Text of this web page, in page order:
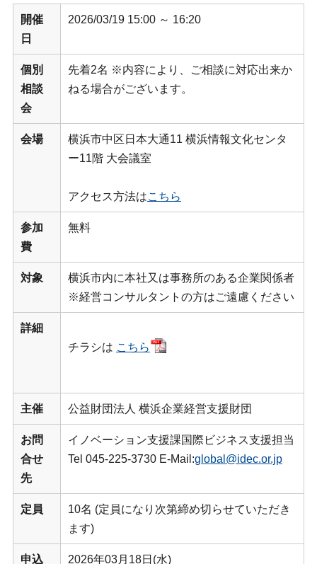
開催
日
2026/03/19 15:00 ～ 16:20
個別
相談
会
先着2名 ※内容により、ご相談に対応出来か
ねる場合がございます。
会場
横浜市中区日本大通11 横浜情報文化センタ
ー11階 大会議室
アクセス方法はこちら
参加
費
無料
対象
横浜市内に本社又は事務所のある企業関係者
※経営コンサルタントの方はご遠慮ください
詳細
チラシは こちら
主催 公益財団法人 横浜企業経営支援財団
お問
合せ
先
イノベーション支援課国際ビジネス支援担当
Tel 045-225-3730 E-Mail:global@idec.or.jp
定員
10名 (定員になり次第締め切らせていただき
ます)
申込 2026年03月18日(水)